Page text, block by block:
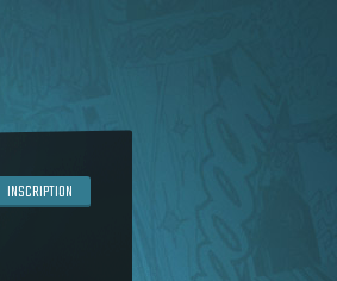
INSCRIPTION